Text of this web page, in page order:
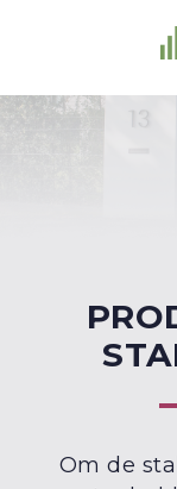
Om de